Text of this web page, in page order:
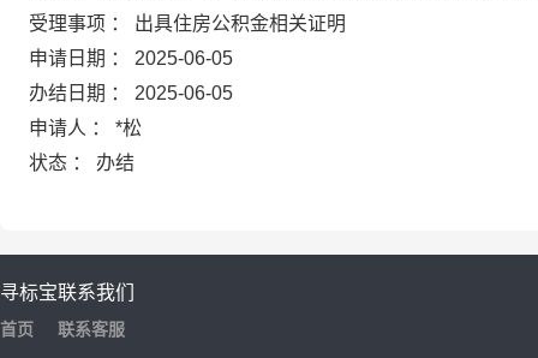
受理事项 ： 出具住房公积金相关证明
申请日期 ： 2025-06-05
办结日期 ： 2025-06-05
申请人 ： *松
状态 ： 办结
寻标宝
首页
联系我们
联系客服